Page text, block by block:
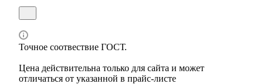
Точное соотвествие ГОСТ.
Цена действительна только для сайта и может
отличаться от указанной в прайс-листе